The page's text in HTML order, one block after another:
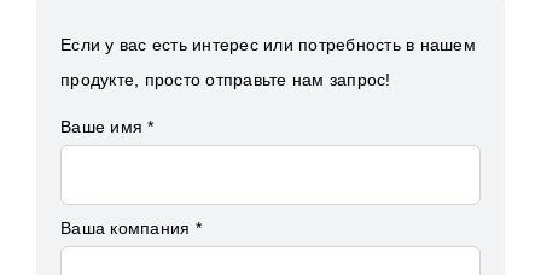
Если у вас есть интерес или потребность в нашем
продукте, просто отправьте нам запрос!
Ваше имя *
Ваша компания *